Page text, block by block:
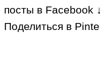
посты в Facebook ↓
Поделиться в